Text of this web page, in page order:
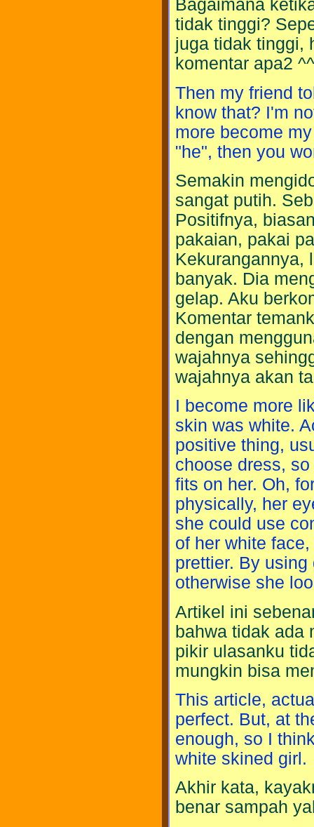
Bagaimana
tidak tinggi?
juga tidak tinggi,
komentar apa2
Then my friend
know that? I'm
more become
"he", then you
Semakin
sangat putih.
Positifnya,
pakaian, pakai
Kekurangannya,
banyak. Dia
gelap. Aku
Komentar
dengan
wajahnya
wajahnya akan
I become more
skin was white.
positive thing,
choose dress,
fits on her. Oh,
physically, her
she could use
of her white
prettier. By
otherwise she
Artikel ini
bahwa tidak ada
pikir ulasanku
mungkin bisa
This article,
perfect. But, at
enough, so I
white skined girl.
Akhir kata,
benar sampah